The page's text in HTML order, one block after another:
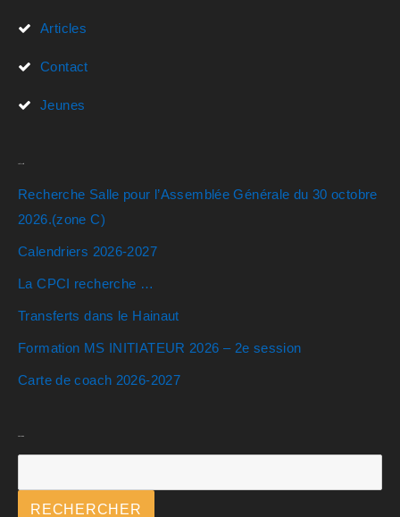
Articles
Contact
Jeunes
Recherche Salle pour l’Assemblée Générale du 30 octobre
2026.(zone C)
Calendriers 2026-2027
La CPCI recherche …
Transferts dans le Hainaut
Formation MS INITIATEUR 2026 – 2e session
Carte de coach 2026-2027
RECHERCHER